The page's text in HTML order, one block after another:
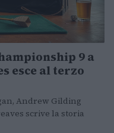
9 a
esce al terzo
Andrew Gilding
scrive la storia